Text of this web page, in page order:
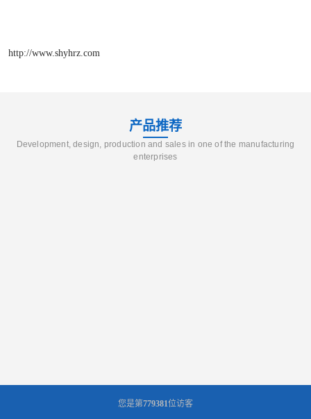
http://www.shyhrz.com
产品推荐
Development, design, production and sales in one of the manufacturing
enterprises
您是第779381位访客